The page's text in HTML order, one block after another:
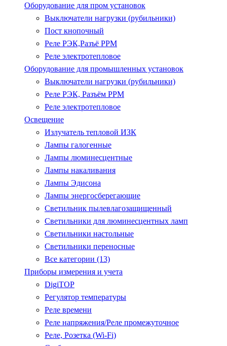
Оборудование для пром установок
Выключатели нагрузки (рубильники)
Пост кнопочный
Реле РЭК,Разъё РРМ
Реле электротепловое
Оборудование для промышленных установок
Выключатели нагрузки (рубильники)
Реле РЭК, Разъём РРМ
Реле электротепловое
Освещение
Излучатель тепловой ИЗК
Лампы галогенные
Лампы люминесцентные
Лампы накаливания
Лампы Эдисона
Лампы энергосберегающие
Светильник пылевлагозащищенный
Светильники для люминесцентных ламп
Светильники настольные
Светильники переносные
Все категории (13)
Приборы измерения и учета
DigiTOP
Регулятор температуры
Реле времени
Реле напряжения/Реле промежуточное
Реле, Розетка (Wi-Fi)